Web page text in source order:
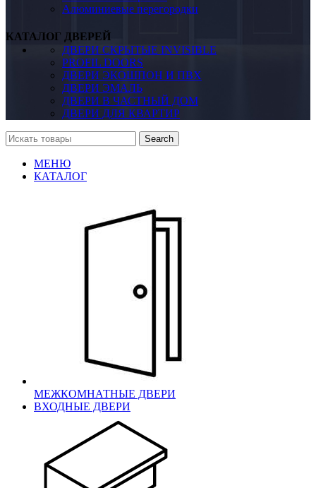
Алюминиевые перегородки
КАТАЛОГ ДВЕРЕЙ
ДВЕРИ СКРЫТЫЕ INVISIBLE
PROFIL DOORS
ДВЕРИ ЭКОШПОН И ПВХ
ДВЕРИ ЭМАЛЬ
ДВЕРИ В ЧАСТНЫЙ ДОМ
ДВЕРИ ДЛЯ КВАРТИР
Search
МЕНЮ
КАТАЛОГ
МЕЖКОМНАТНЫЕ ДВЕРИ
ВХОДНЫЕ ДВЕРИ